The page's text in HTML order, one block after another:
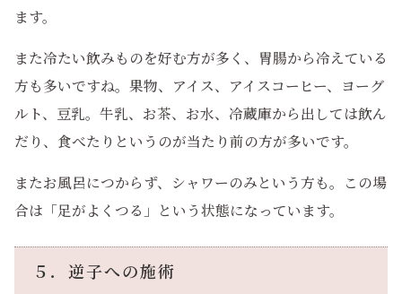
ます。
また冷たい飲みものを好む方が多く、胃腸から冷えている
方も多いですね。果物、アイス、アイスコーヒー、ヨーグ
ルト、豆乳。牛乳、お茶、お水、冷蔵庫から出しては飲ん
だり、食べたりというのが当たり前の方が多いです。
またお風呂につからず、シャワーのみという方も。この場
合は「足がよくつる」という状態になっています。
５．逆子への施術